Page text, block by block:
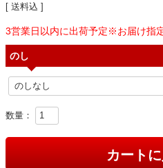
送料込
3営業日以内に出荷予定※お届け指
のし
カート